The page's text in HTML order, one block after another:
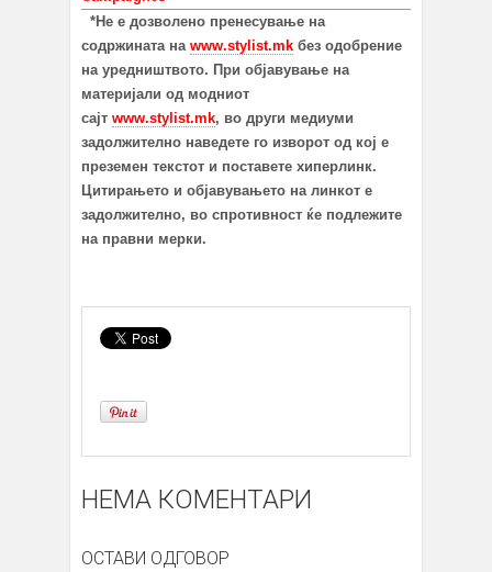
*Не е дозволено пренесување на
содржината на www.stylist.mk без одобрение
на уредништвото. При објавување на
материјали од модниот
сајт www.stylist.mk, во други медиуми
задолжително наведете го изворот од кој е
преземен текстот и поставете хиперлинк.
Цитирањето и објавувањето на линкот е
задолжително, во спротивност ќе подлежите
на правни мерки.
НЕМА КОМЕНТАРИ
ОСТАВИ ОДГОВОР